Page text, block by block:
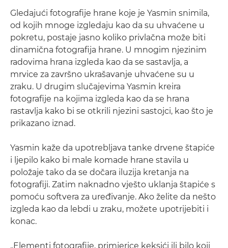
Gledajući fotografije hrane koje je Yasmin snimila,
od kojih mnoge izgledaju kao da su uhvaćene u
pokretu, postaje jasno koliko privlačna može biti
dinamična fotografija hrane. U mnogim njezinim
radovima hrana izgleda kao da se sastavlja, a
mrvice za završno ukrašavanje uhvaćene su u
zraku. U drugim slučajevima Yasmin kreira
fotografije na kojima izgleda kao da se hrana
rastavlja kako bi se otkrili njezini sastojci, kao što je
prikazano iznad.
Yasmin kaže da upotrebljava tanke drvene štapiće
i ljepilo kako bi male komade hrane stavila u
položaje tako da se dočara iluzija kretanja na
fotografiji. Zatim naknadno vješto uklanja štapiće s
pomoću softvera za uređivanje. Ako želite da nešto
izgleda kao da lebdi u zraku, možete upotrijebiti i
konac.
„Elementi fotografije, primjerice keksići ili bilo koji